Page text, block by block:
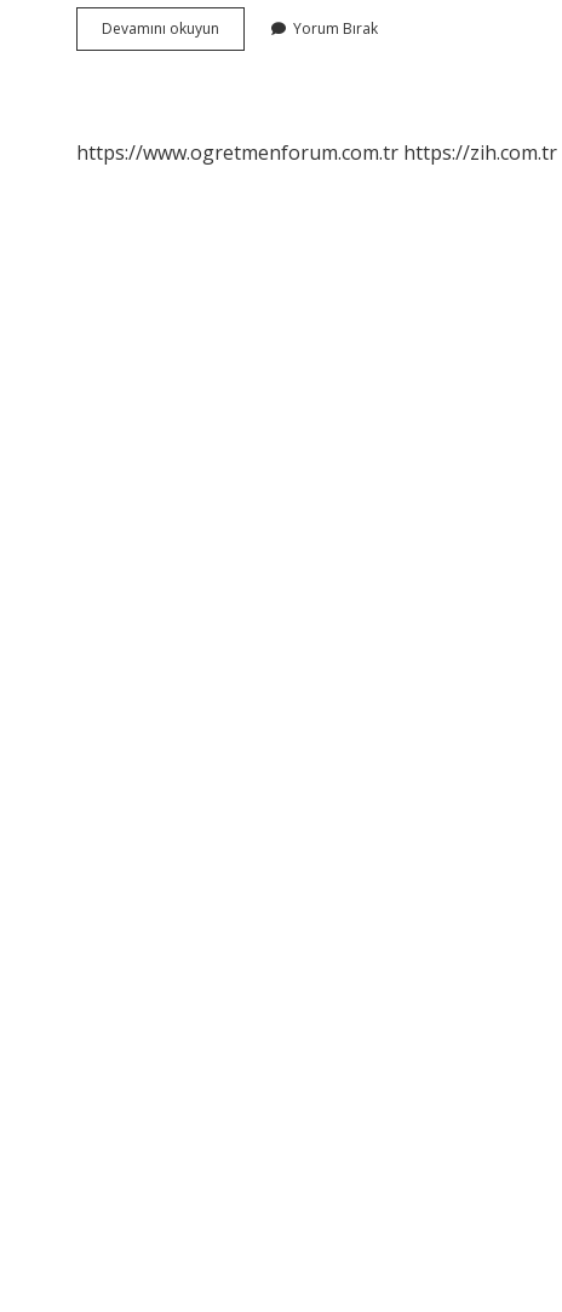
Devamını okuyun
Karışımlar
Yorum Bırak
https://www.ogretmenforum.com.tr https://zih.com.tr